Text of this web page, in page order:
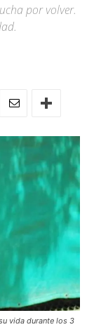
por volver.
vida durante los 3